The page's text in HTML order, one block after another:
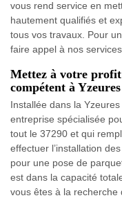
vous rend service en
hautement qualifiés et
tous vos travaux. Pour
faire appel à nos services.
Mettez à votre
compétent à
Installée dans la
entreprise spécialisée
tout le 37290 et qui
effectuer l’installation
pour une pose de
est dans la capacité
vous êtes à la